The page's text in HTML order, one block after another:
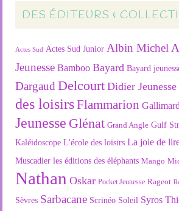
DES ÉDITEURS &
Actes Sud Actes Sud Junior Albin Michel
Jeunesse Bamboo Bayard Bayard
Dargaud Delcourt Didier Jeunesse
des loisirsFlammarion
Jeunesse Glénat Grand Angle Gulf
Kaléidoscope L'école des loisirs La joie de
Muscadier les éditions des éléphants Mango
Nathan Oskar Pocket Jeunesse Rageot
Sèvres Sarbacane Scrinéo Soleil Syros